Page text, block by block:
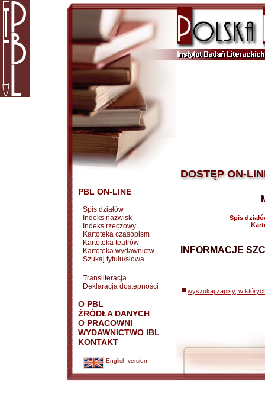
PBL ON-LINE
Spis działów
Indeks nazwisk
Indeks rzeczowy
Kartoteka czasopism
Kartoteka teatrów
Kartoteka wydawnictw
Szukaj tytułu/słowa
Transliteracja
Deklaracja dostępności
O PBL
ŹRÓDŁA DANYCH
O PRACOWNI
WYDAWNICTWO IBL
KONTAKT
English version
DOSTĘP ON-
| Spis
|
INFORMACJE
wyszukaj zapisy, w